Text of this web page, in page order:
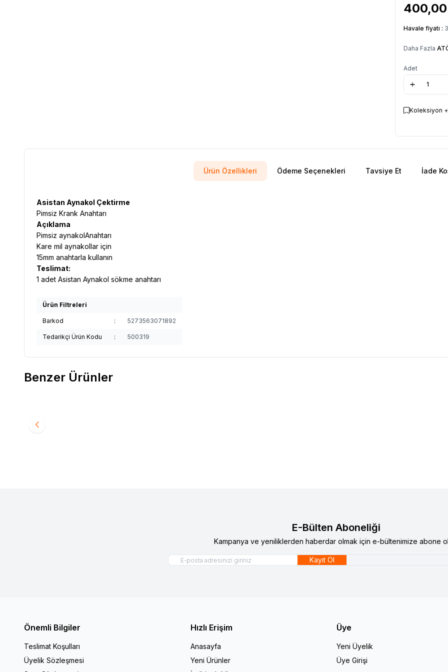
400,00
Havale fiyatı :
Daha Fazla
Adet
Koleksiyon +
Ürün Özellikleri Ödeme Seçenekleri Tavsiye Et İade
Asistan Aynakol Çektirme
Pimsiz Krank Anahtarı
Açıklama
Pimsiz aynakolAnahtarı
Kare mil aynakollar için
15mm anahtarla kullanın
Teslimat:
1 adet Asistan Aynakol sökme anahtarı
Ürün Filtreleri
Barkod : 5273563071892
Tedarikçi Ürün Kodu : 500319
Benzer Ürünler
850,00
E-Bülten Aboneliği
Kampanya ve yeniliklerden haberdar olmak için e-bültenimize abone
Kayıt Ol
Önemli Bilgiler
Teslimat Koşulları
Üyelik Sözleşmesi
Hızlı Erişim
Anasayfa
Yeni Ürünler
Üye
Yeni Üyelik
Üye Girişi